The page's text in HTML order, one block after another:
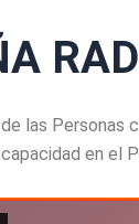
las Personas
en el